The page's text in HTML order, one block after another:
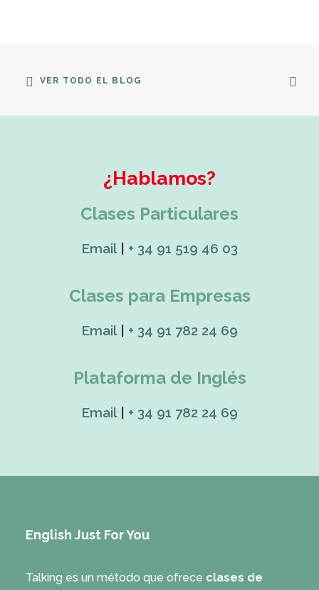
VER TODO EL BLOG
¿Hablamos?
Clases Particulares
Email| + 34 91 519 46 03
Clases para Empresas
Email| + 34 91 782 24 69
Plataforma de Inglés
Email| + 34 91 782 24 69
English Just For You
Talking es un método que ofrece clases de